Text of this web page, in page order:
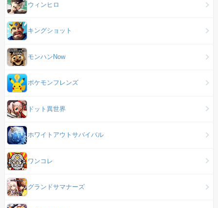
ウィンヒロ
キングショット
モンハンNow
ポケモンフレンズ
ドット異世界
ホワイトアウトサバイバル
ワンコレ
グランドサマナーズ